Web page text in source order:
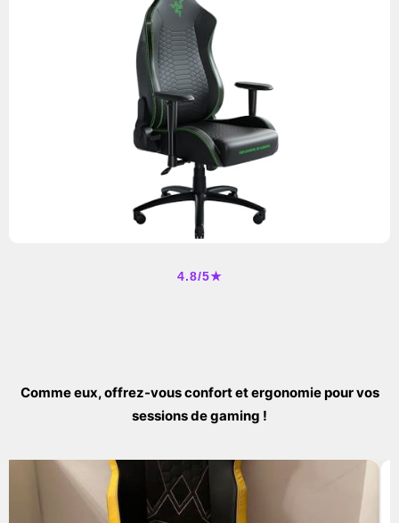
4.8/5★
Comme eux, offrez-vous confort et ergonomie pour vos
sessions de gaming !